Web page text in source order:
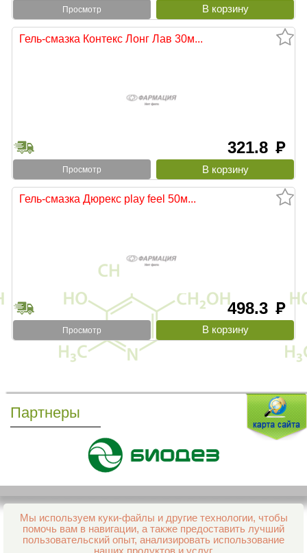
Просмотр
Гель-смазка Контекс Лонг Лав 30м...
321.8 руб
Просмотр
Гель-смазка Дюрекс play feel 50м...
498.3 руб
Просмотр
Партнеры
Мы используем куки-файлы и другие технологии, чтобы
помочь вам в навигации, а также предоставить лучший
пользовательский опыт, анализировать использование
Все права защищены и охраняются законом
© 2013–2026 Интернет-аптека Фармация
support@aptekapenza.ru